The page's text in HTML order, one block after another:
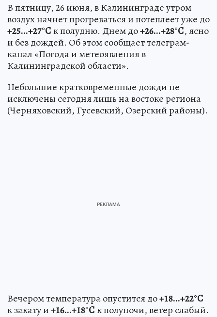
В пятницу, 26 июня, в Калининграде утром
воздух начнет прогреваться и потеплеет уже до
+25...+27°Ск полудню. Днем до+26...+28°С, ясно
и без дождей. Об этом сообщает телеграм-
канал «Погода и метеоявления в
Калининградской области».
Небольшие кратковременные дожди не
исключены сегодня лишь на востоке региона
(Черняховский, Гусевский, Озерский районы).
Вечером температура опустится до+18...+22°С
к закату и+16...+18°Ск полуночи, ветер слабый.